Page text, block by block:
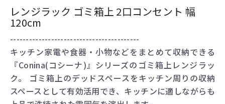
レンジラック ゴミ箱上 2口コンセント 幅
120cm
-----------------------------------------
キッチン家電や食器・小物などをまとめて収納できる
『Conina(コシーナ)』シリーズのゴミ箱上レンジラッ
ク。 ゴミ箱上のデッドスペースをキッチン周りの収納
スペースとして有効活用でき、キッチンに適しながらも